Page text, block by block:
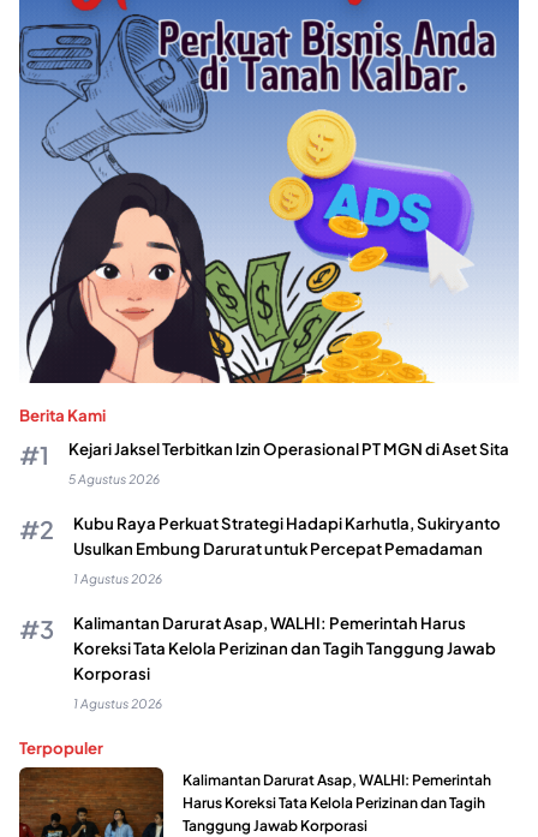
Berita Kami
Kejari Jaksel Terbitkan Izin Operasional PT MGN di Aset Sita
5 Agustus 2026
Kubu Raya Perkuat Strategi Hadapi Karhutla, Sukiryanto
Usulkan Embung Darurat untuk Percepat Pemadaman
1 Agustus 2026
Kalimantan Darurat Asap, WALHI: Pemerintah Harus
Koreksi Tata Kelola Perizinan dan Tagih Tanggung Jawab
Korporasi
1 Agustus 2026
Terpopuler
Kalimantan Darurat Asap, WALHI: Pemerintah
Harus Koreksi Tata Kelola Perizinan dan Tagih
Tanggung Jawab Korporasi